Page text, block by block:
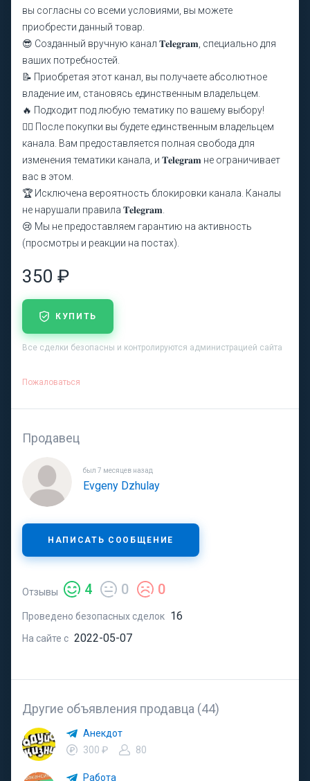
вы согласны со всеми условиями, вы можете
приобрести данный товар.
😎 Созданный вручную канал 𝐓𝐞𝐥𝐞𝐠𝐫𝐚𝐦, специально для
ваших потребностей.
📝 Приобретая этот канал, вы получаете абсолютное
владение им, становясь единственным владельцем.
🔥 Подходит под любую тематику по вашему выбору!
❤️‍🔥 После покупки вы будете единственным владельцем
канала. Вам предоставляется полная свобода для
изменения тематики канала, и 𝐓𝐞𝐥𝐞𝐠𝐫𝐚𝐦 не ограничивает
вас в этом.
🏆 Исключена вероятность блокировки канала. Каналы
не нарушали правила 𝐓𝐞𝐥𝐞𝐠𝐫𝐚𝐦.
😢 Мы не предоставляем гарантию на активность
(просмотры и реакции на постах).
350 ₽
КУПИТЬ
Все сделки безопасны и контролируются администрацией сайта
Пожаловаться
Продавец
был 7 месяцев назад
Evgeny Dzhulay
НАПИСАТЬ СООБЩЕНИЕ
Отзывы 4 0 0
Проведено безопасных сделок 16
На сайте с 2022-05-07
Другие объявления продавца (44)
Анекдот
300 ₽
80
Работа